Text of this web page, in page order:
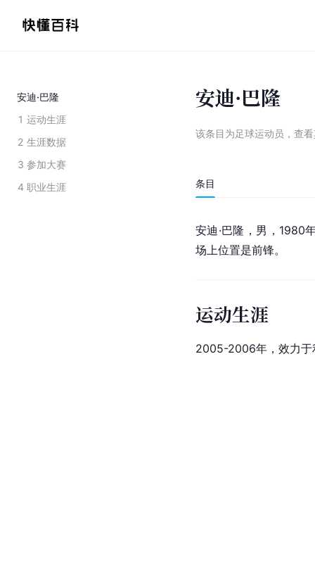
安迪·巴隆
1 运动生涯
2 生涯数据
3 参加大赛
4 职业生涯
安迪·巴隆
该条目为足球运动员 ， 查看
条目
安迪·巴隆，男，1980
场上位置是前锋。
运动生涯
2005-2006年，效力于